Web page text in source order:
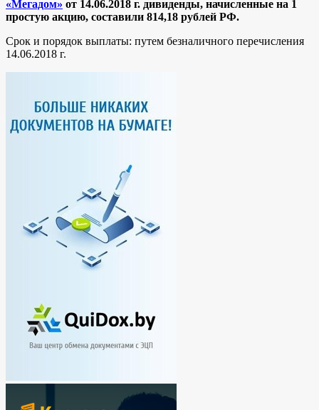
«Мегадом» от 14.06.2018 г. дивиденды, начисленные на 1
простую акцию, составили 814,18 рублей РФ.
Срок и порядок выплаты: путем безналичного перечисления
14.06.2018 г.